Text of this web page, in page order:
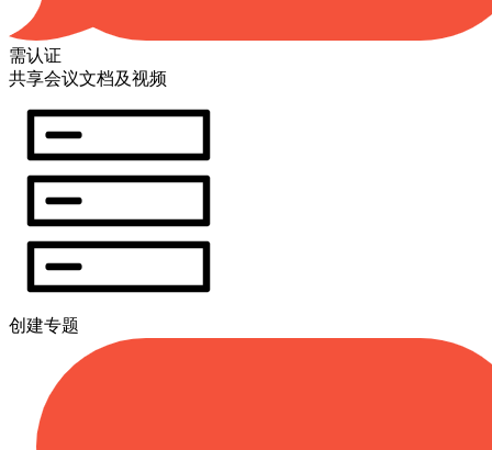
需认证
共享会议文档及视频
创建专题